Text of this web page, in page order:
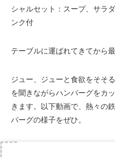
シャルセット：スープ、サラ
ンク付
テーブルに運ばれてきてから最
ジュー、ジューと食欲をそそ
を聞きながらハンバーグをカ
きます。以下動画で、熱々の
バーグの様子をぜひ。